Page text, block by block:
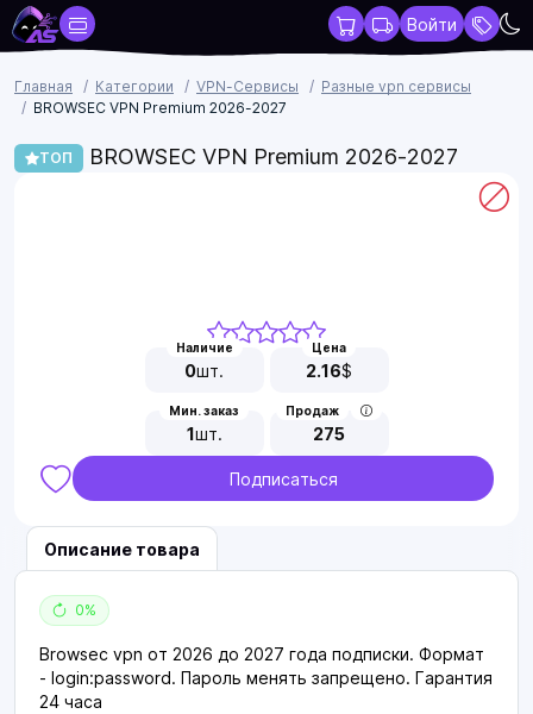
Войти
Главная Категории VPN-Сервисы
Разные vpn сервисы
BROWSEC VPN Premium 2026-2027
ТОП BROWSEC VPN Premium 2026-2027
Наличие
0шт.
Цена
2.16$
Мин. заказ
1шт.
Продаж
275
Подписаться
Описание товара
0%
Browsec vpn от 2026 до 2027 года подписки. Формат
- login:password. Пароль менять запрещено. Гарантия
24 часа